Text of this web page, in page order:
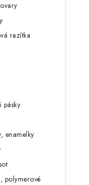
razítka
pásky
enamelky
polymerové